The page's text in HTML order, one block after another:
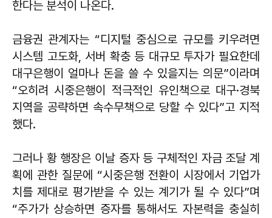
한다는 분석이 나온다.
금융권 관계자는 “디지털 중심으로 규모를 키우려면
시스템 고도화, 서버 확충 등 대규모 투자가 필요한데
대구은행이 얼마나 돈을 쓸 수 있을지는 의문”이라며
“오히려 시중은행이 적극적인 유인책으로 대구·경북
지역을 공략하면 속수무책으로 당할 수 있다”고 지적
했다.
그러나 황 행장은 이날 증자 등 구체적인 자금 조달 계
획에 관한 질문에 “시중은행 전환이 시장에서 기업가
치를 제대로 평가받을 수 있는 계기가 될 수 있다”며
“주가가 상승하면 증자를 통해서도 자본력을 충실히